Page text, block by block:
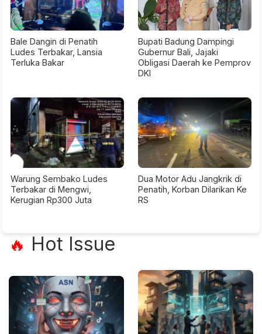
Bale Dangin di Penatih
Ludes Terbakar, Lansia
Terluka Bakar
Bupati Badung Dampingi
Gubernur Bali, Jajaki
Obligasi Daerah ke Pemprov
DKI
Warung Sembako Ludes
Terbakar di Mengwi,
Kerugian Rp300 Juta
Dua Motor Adu Jangkrik di
Penatih, Korban Dilarikan Ke
RS
🔥 Hot Issue